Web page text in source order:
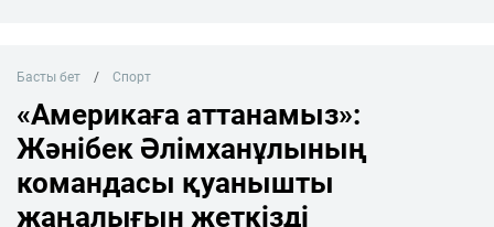
Басты бет Спорт
«Америкаға аттанамыз»:
Жәнібек Әлімханұлының
командасы қуанышты
жаңалығын жеткізді